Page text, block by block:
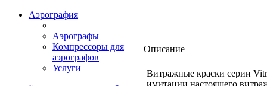
Аэрография
Аэрографы
Компрессоры для
аэрографов
Услуги
Описание
Витражные краски серии
имитации настоящего